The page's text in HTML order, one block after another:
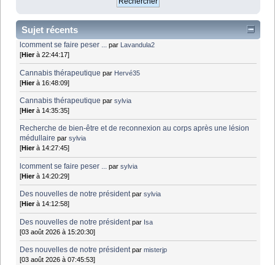
Sujet récents
lcomment se faire peser ... par Lavandula2
[Hierà 22:44:17]
Cannabis thérapeutique par Hervé35
[Hierà 16:48:09]
Cannabis thérapeutique parsylvia
[Hierà 14:35:35]
Recherche de bien-être et de reconnexion au corps après une lésion
médullaire parsylvia
[Hierà 14:27:45]
lcomment se faire peser ... parsylvia
[Hierà 14:20:29]
Des nouvelles de notre président parsylvia
[Hierà 14:12:58]
Des nouvelles de notre président par Isa
[03 août 2026 à 15:20:30]
Des nouvelles de notre président parmisterjp
[03 août 2026 à 07:45:53]